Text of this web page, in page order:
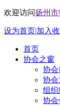
欢迎访问扬州
设为首页|加入
首页
协会之窗
协会
协会
组织
协会